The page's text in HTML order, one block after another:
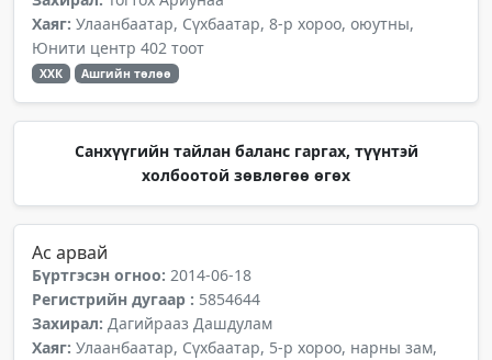
Хаяг: Улаанбаатар, Сүхбаатар, 8-р хороо, оюутны,
Юнити центр 402 тоот
ХХК Ашгийн төлөө
Санхүүгийн тайлан баланс гаргах, түүнтэй
холбоотой зөвлөгөө өгөх
Ас арвай
Бүртгэсэн огноо: 2014-06-18
Регистрийн дугаар : 5854644
Захирал: Дагийрааз Дашдулам
Хаяг: Улаанбаатар, Сүхбаатар, 5-р хороо, нарны зам,